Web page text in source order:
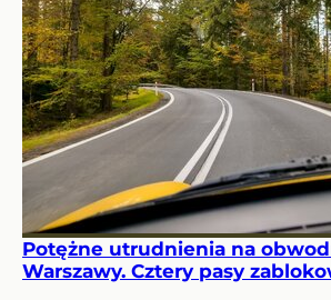
Potężne utrudnienia na
Warszawy. Cztery pasy